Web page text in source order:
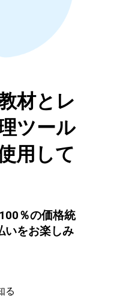
材とレ
ツール
用して
％の価格統
いをお楽しみ
る